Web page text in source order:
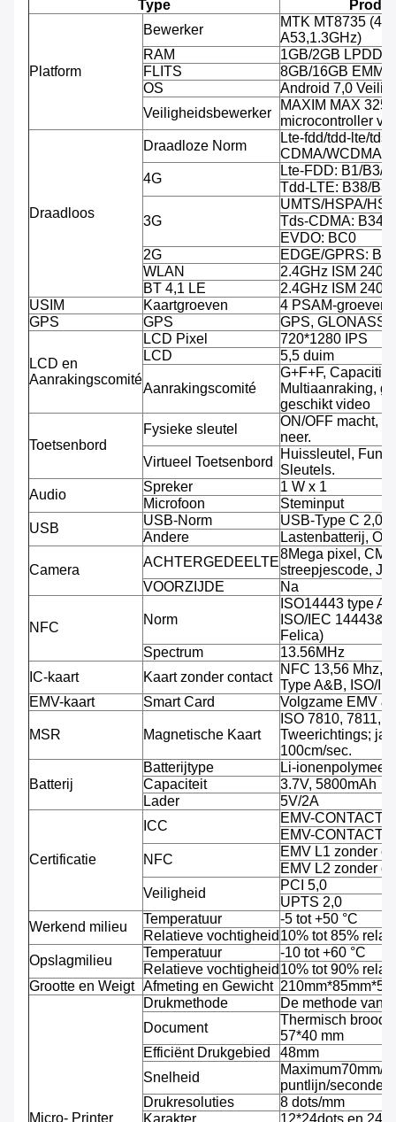
Type
Platform
Bewerker
MTK MT8735 (4-
A53,1.3GHz)
RAM
1GB/2GB
FLITS
8GB/16GB
OS
Android 7,0
Veiligheidsbewerker
MAXIM MAX
microcontroller
Draadloos
Draadloze Norm
Lte-fdd/tdd-lte/tds-
CDMA/WCDMA/
4G
Lte-FDD: B1/B3/
Tdd-LTE: B38/
3G
UMTS/HSPA/
Tds-CDMA: B34/
EVDO: BC0
2G
EDGE/GPRS:
WLAN
2.4GHz ISM
BT 4,1 LE
2.4GHz ISM
USIM
Kaartgroeven
4 PSAM-groeven,
GPS
GPS GPS, GLONASS
LCD en
Aanrakingscomité
LCD Pixel
720*1280 IPS
LCD
5,5 duim
Aanrakingscomité
G+F+F,
Multiaanraking,
geschikt video
Toetsenbord
Fysieke sleutel
ON/OFF macht,
neer.
Virtueel Toetsenbord
Huissleutel,
Sleutels.
Audio
Spreker
1 W x 1
Microfoon
Steminput
USB
USB-Norm
USB-Type C 2,0
Andere
Lastenbatterij,
Camera
ACHTERGEDEELTE
8Mega pixel,
streepjescode,
VOORZIJDE
Na
NFC
Norm
ISO14443 type
ISO/IEC
Felica)
Spectrum
13.56MHz
IC-kaart
Kaart zonder contact
NFC 13,56 Mhz,
Type A&B, ISO/
EMV-kaart
Smart Card Volgzame EMV &
MSR Magnetische Kaart
ISO 7810, 7811,
Tweerichtings; jat
100cm/sec.
Batterij
Batterijtype
Li-
Capaciteit
3.7V, 5800mAh
Lader
5V/2A
Certificatie
ICC
EMV-CONTACT
EMV-CONTACT
NFC
EMV L1 zonder
EMV L2 zonder
Veiligheid
PCI 5,0
UPTS 2,0
Werkend milieu
Temperatuur
-5 tot +50 °C
Relatieve vochtigheid 10% tot 85%
Opslagmilieu
Temperatuur
-10 tot +60 °C
Relatieve vochtigheid 10% tot 90%
Grootte en Weigt Afmeting en Gewicht
Micro- Printer
Drukmethode
De methode van
Document
Thermisch
57*40 mm
Efficiënt Drukgebied
48mm
Snelheid
Maximum70mm/
puntlijn/seconde)
Drukresoluties
8 dots/mm